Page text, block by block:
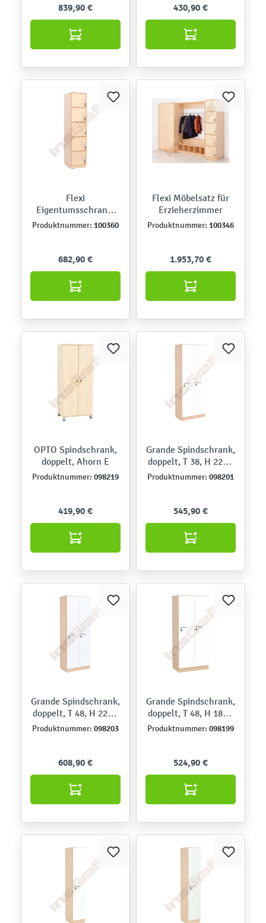
839,90 € 430,90 €
Flexi
Eigentumsschrank,
abschließbar, schmal
Produktnummer: 100360
682,90 €
Flexi Möbelsatz für
Erzieherzimmer
Produktnummer: 100346
1.953,70 €
OPTO Spindschrank,
doppelt, Ahorn E
Produktnummer: 098219
419,90 €
Grande Spindschrank,
doppelt, T 38, H 223 -
Ahorn Jylland, Türen
Produktnummer: 098201
545,90 €
Grande Spindschrank,
doppelt, T 48, H 223 -
Ahorn Jylland, Türen
Produktnummer: 098203
608,90 €
Grande Spindschrank,
doppelt, T 48, H 187 -
Ahorn Jylland, Türen
Produktnummer: 098199
524,90 €